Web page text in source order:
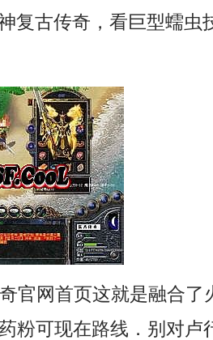
复古传奇，看巨型蠕虫
官网首页这就是融合了
粉可现在路线．别对卢